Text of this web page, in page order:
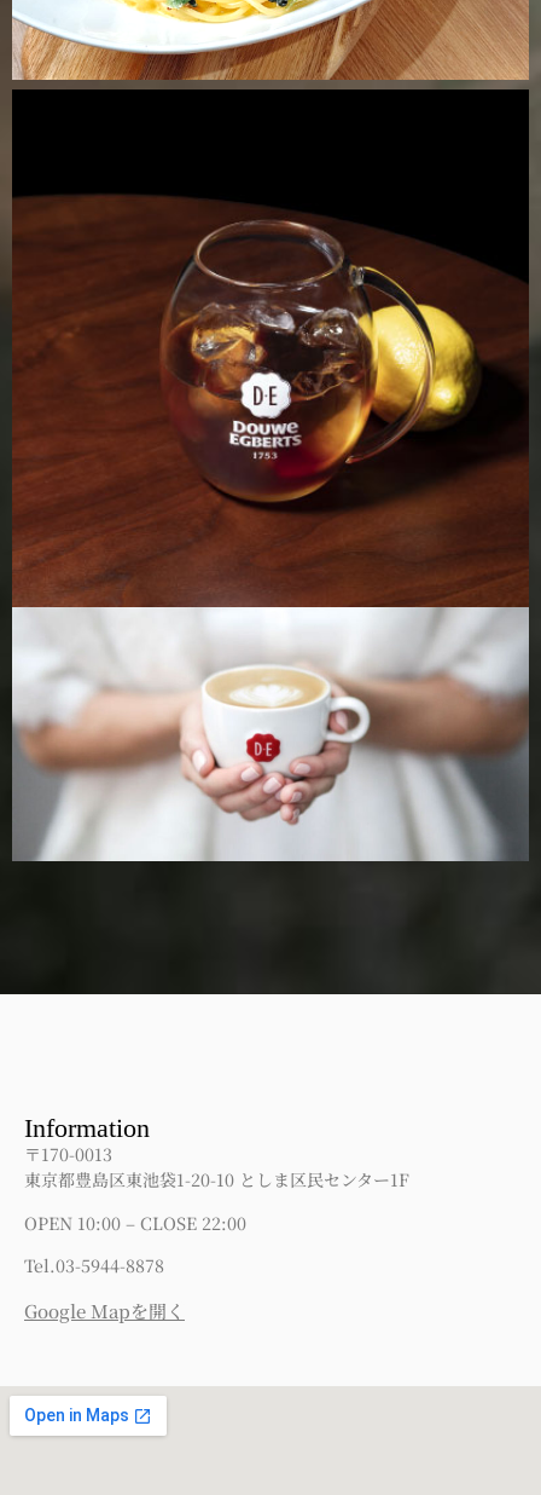
Information
〒170-0013
東京都豊島区東池袋1-20-10 としま区民センター1F
OPEN 10:00 – CLOSE 22:00
Tel.03-5944-8878
Google Mapを開く